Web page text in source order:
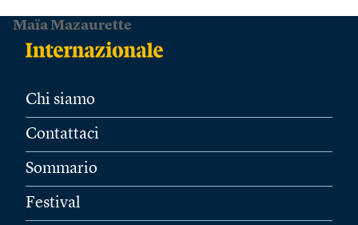
Maïa Mazaurette
Chi siamo
Contattaci
Sommario
Festival